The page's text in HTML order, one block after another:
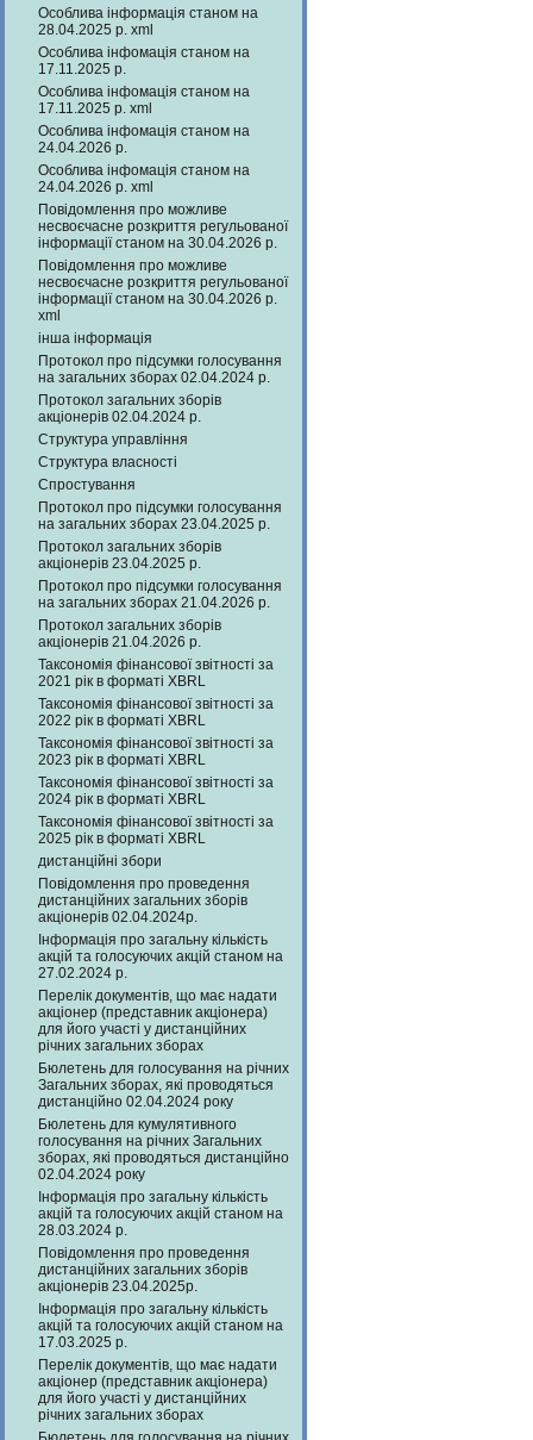
Особлива інформація станом на
28.04.2025 р. xml
Особлива інфомація станом на
17.11.2025 р.
Особлива інфомація станом на
17.11.2025 р. xml
Особлива інфомація станом на
24.04.2026 р.
Особлива інфомація станом на
24.04.2026 р. xml
Повідомлення про можливе
несвоєчасне розкриття регульованої
інформації станом на 30.04.2026 р.
Повідомлення про можливе
несвоєчасне розкриття регульованої
інформації станом на 30.04.2026 р.
xml
інша інформація
Протокол про підсумки голосування
на загальних зборах 02.04.2024 р.
Протокол загальних зборів
акціонерів 02.04.2024 р.
Структура управління
Структура власності
Спростування
Протокол про підсумки голосування
на загальних зборах 23.04.2025 р.
Протокол загальних зборів
акціонерів 23.04.2025 р.
Протокол про підсумки голосування
на загальних зборах 21.04.2026 р.
Протокол загальних зборів
акціонерів 21.04.2026 р.
Таксономія фінансової звітності за
2021 рік в форматі XBRL
Таксономія фінансової звітності за
2022 рік в форматі XBRL
Таксономія фінансової звітності за
2023 рік в форматі XBRL
Таксономія фінансової звітності за
2024 рік в форматі XBRL
Таксономія фінансової звітності за
2025 рік в форматі XBRL
дистанційні збори
Повідомлення про проведення
дистанційних загальних зборів
акціонерів 02.04.2024р.
Інформація про загальну кількість
акцій та голосуючих акцій станом на
27.02.2024 р.
Перелік документів, що має надати
акціонер (представник акціонера)
для його участі у дистанційних
річних загальних зборах
Бюлетень для голосування на річних
Загальних зборах, які проводяться
дистанційно 02.04.2024 року
Бюлетень для кумулятивного
голосування на річних Загальних
зборах, які проводяться дистанційно
02.04.2024 року
Інформація про загальну кількість
акцій та голосуючих акцій станом на
28.03.2024 р.
Повідомлення про проведення
дистанційних загальних зборів
акціонерів 23.04.2025р.
Інформація про загальну кількість
акцій та голосуючих акцій станом на
17.03.2025 р.
Перелік документів, що має надати
акціонер (представник акціонера)
для його участі у дистанційних
річних загальних зборах